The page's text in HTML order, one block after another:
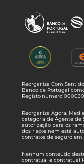
Reorganiza Com
Banco de Portugal
Registo número
Reorganiza Agora,
categoria de Agente de
autorização para os
dos riscos nem está
contratos de seguro em
Nenhum conteúdo
contratual e contratual